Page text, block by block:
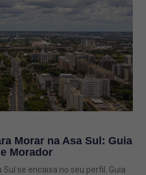
Morar na Asa Sul: Guia
Morador
se encaixa no seu perfil. Guia